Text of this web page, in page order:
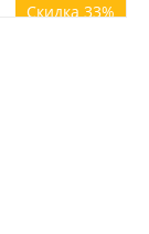
Скидка 33%